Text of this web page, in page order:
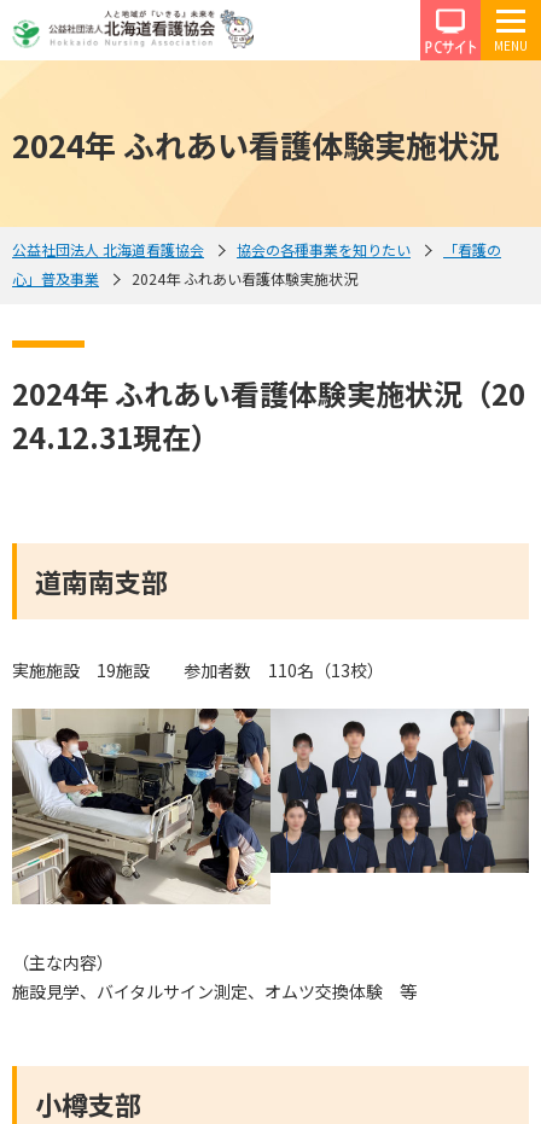
PCサ
2024年 ふれあい看護体験実施状況
公益社団法人 北海道看護協会 協会の各種事業を知りたい
「看護の
心」普及事業
2024年 ふれあい看護体験実施状況
2024年 ふれあい看護体験実施状況（20
24.12.31現在）
道南南支部
実施施設 19施設 参加者数 110名（13校）
（主な内容）
施設見学、バイタルサイン測定、オムツ交換体験 等
小樽支部